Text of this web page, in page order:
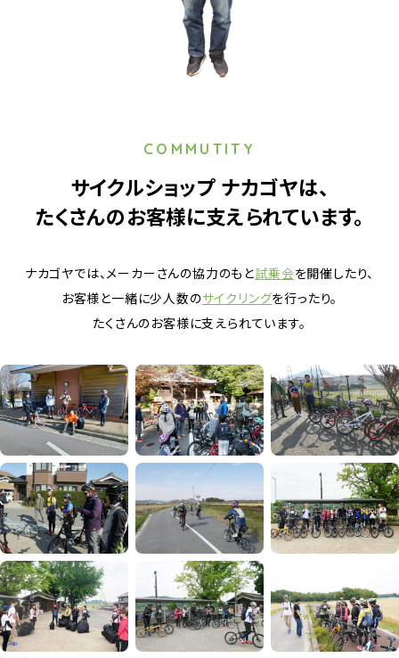
COMMUTITY
サイクルショップ ナカゴヤは、
たくさんのお客様に支えられています。
ナカゴヤでは、メーカーさんの協力のもと試乗会を開催したり、
お客様と一緒に少人数のサイクリングを行ったり。
たくさんのお客様に支えられています。